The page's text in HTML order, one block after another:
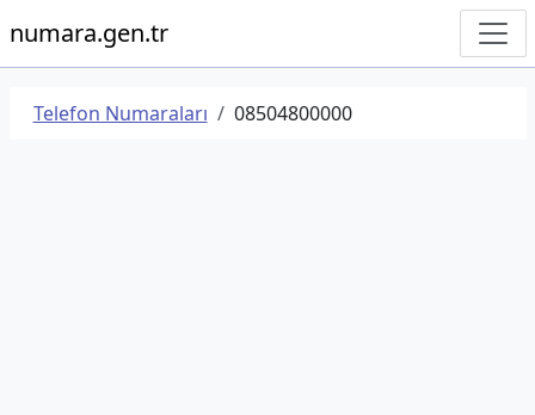
numara.gen.tr
Telefon Numaraları 08504800000